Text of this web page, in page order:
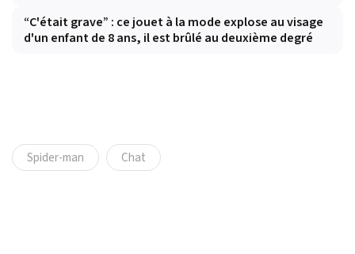
“C'était grave” : ce jouet à la mode explose au visage
d'un enfant de 8 ans, il est brûlé au deuxième degré
Spider-man Chat